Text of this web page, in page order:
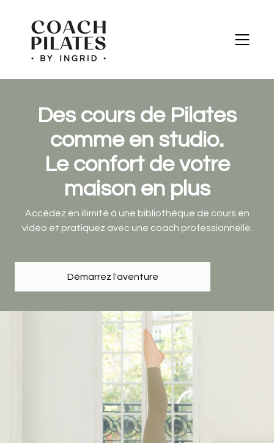
​​Des cours de Pilates
comme en studio.
Le confort de votre
maison en plus
Accédez en illimité à une bibliothèque de cours en
vidéo et pratiquez avec une coach professionnelle.
Démarrez l'aventure